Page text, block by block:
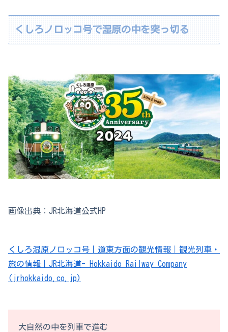
くしろノロッコ号で湿原の中を突っ切る
画像出典：JR北海道公式HP
くしろ湿原ノロッコ号｜道東方面の観光情報｜観光列車・
旅の情報｜JR北海道- Hokkaido Railway Company
(jrhokkaido.co.jp)
大自然の中を列車で進む